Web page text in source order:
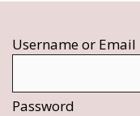
Username or Email
Password